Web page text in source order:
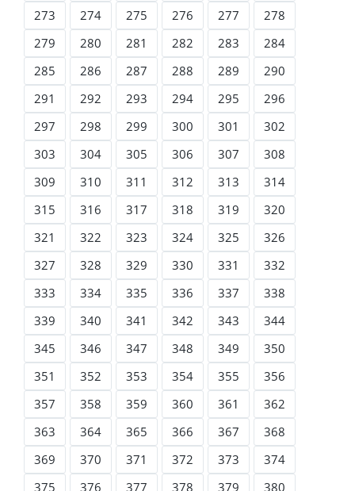
273
274 275 276 277
278
279
280 281 282 283
284
285
286 287 288 289
290
291
292 293 294 295
296
297
298 299 300 301
302
303
304 305 306 307
308
309
310 311 312 313
314
315
316 317 318 319
320
321
322 323 324 325
326
327
328 329 330 331
332
333
334 335 336 337
338
339
340 341 342 343
344
345
346 347 348 349
350
351
352 353 354 355
356
357
358 359 360 361
362
363
364 365 366 367
368
369
370 371 372 373
374
375
376 377 378 379 380